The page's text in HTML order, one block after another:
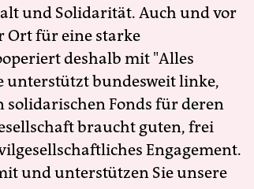
und Solidarität. Auch und vor
Ort für eine starke
deshalb mit "Alles
unterstützt bundesweit linke,
solidarischen Fonds für deren
braucht guten, frei
Engagement.
und unterstützen Sie unsere